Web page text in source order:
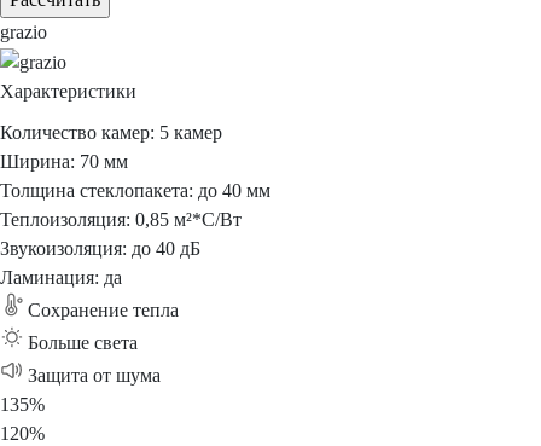
grazio
Характеристики
Количество камер: 5 камер
Ширина: 70 мм
Толщина стеклопакета: до 40 мм
Теплоизоляция: 0,85 м²*С/Вт
Звукоизоляция: до 40 дБ
Ламинация: да
Сохранение тепла
Больше света
Защита от шума
135%
120%